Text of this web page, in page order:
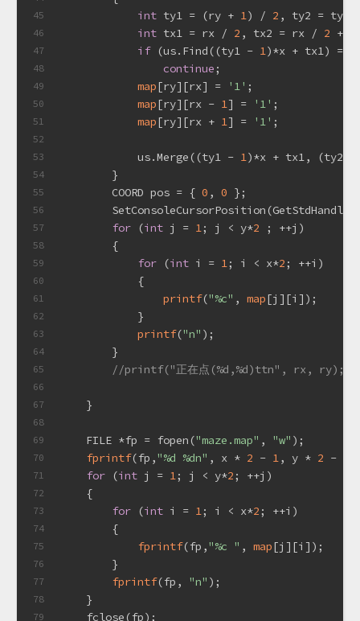
45
46
47
48
49
50
51
52
53
54
55
56
57
58
59
60
61
62
63
64
65
66
67
68
69
70
71
72
73
74
75
76
77
78
79
int ty1 = (ry + 1) / 2 , ty2 = ty1;
int tx1 = rx / 2 , tx2 = rx / 2 +
if (us.Find((ty1 - 1)*x + tx1) ==
continue;
map[ry][rx] = '1' ;
map[ry][rx - 1] = '1' ;
map[ry][rx + 1] = '1' ;
            us.Merge((ty1 -
1)*x + tx1, (ty2
        }
        COORD pos = {
0 , 0 };
for (int j = 1; j < y*2 ; ++j)
        {
for (int i = 1; i < x*2; ++i)
            {
printf("%c" , map[j][i]);
            }
printf("n" );
        }
//printf("正在点(%d,%d)ttn", rx, ry);
    }
    FILE *fp = fopen(
"maze.map" , "w" );
fprintf(fp,"%d %dn" , x * 2 - 1, y * 2 -
for (int j = 1; j < y*2; ++j)
    {
for (int i = 1; i < x*2; ++i)
        {
fprintf(fp,"%c " , map[j][i]);
        }
fprintf(fp, "n" );
    }
    fclose(fp);